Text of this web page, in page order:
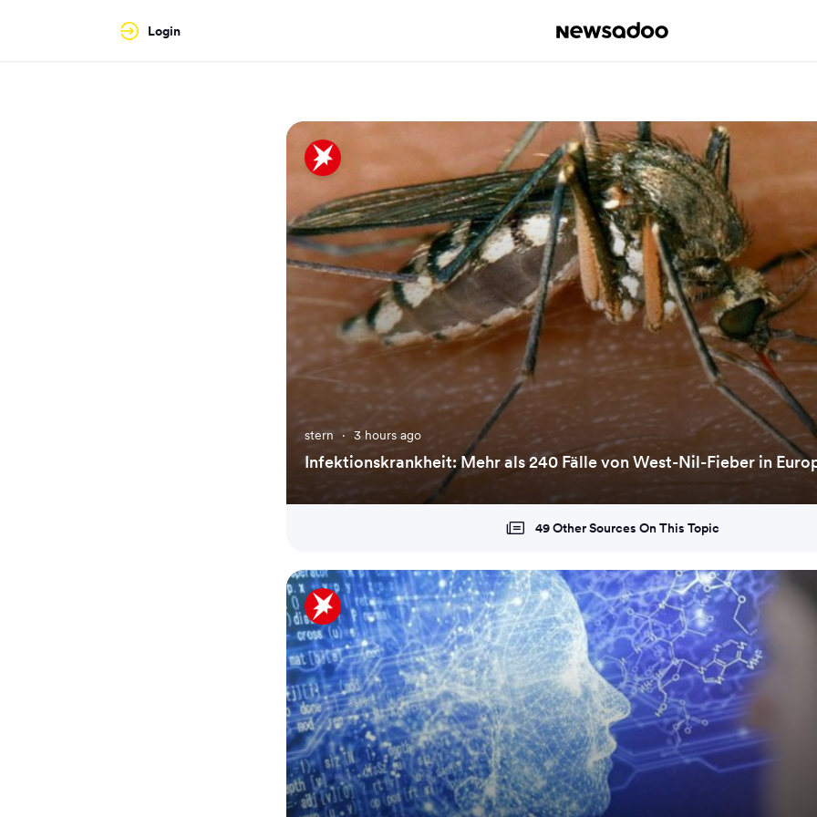
Login
stern · 3 hours ago
Infektionskrankheit: Mehr als 240 Fälle von West-Nil-Fieber in
49 Other Sources On This Topic